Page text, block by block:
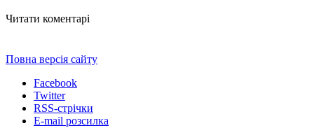
Читати коментарі
Повна версія сайту
Facebook
Twitter
RSS-стрічки
E-mail розсилка